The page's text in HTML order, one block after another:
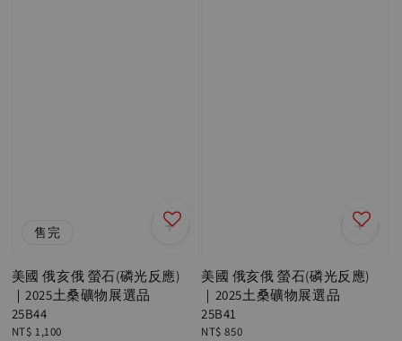
售完
美國 俄亥俄 螢石(磷光反應)
｜2025土桑礦物展選品
25B44
Regular
NT$ 1,100
美國 俄亥俄 螢石(磷光反應)
｜2025土桑礦物展選品
25B41
Regular
NT$ 850